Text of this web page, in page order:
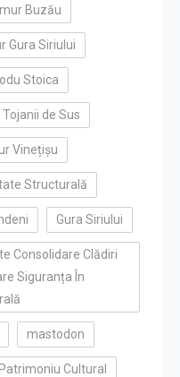
Buzău
Gura Siriului
Stoica
de Sus
Vinețișu
Structurală
Gura Siriului
Consolidare Clădiri
Siguranța În
mastodon
Patrimoniu Cultural